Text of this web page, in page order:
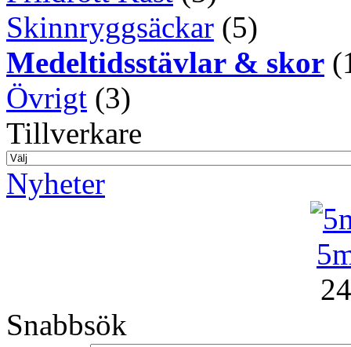
Skinnryggsäckar (5)
Medeltidsstävlar & skor
Övrigt (3)
Tillverkare
Nyheter
Snabbsök